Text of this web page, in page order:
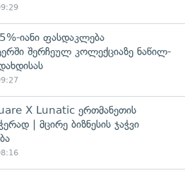
იანი ფასდაკლება
შერჩეულ კოლექციაზე ნაწილ-
X Lunatic ერთმანეთის
| მცირე ბიზნესის ჯაჭვი